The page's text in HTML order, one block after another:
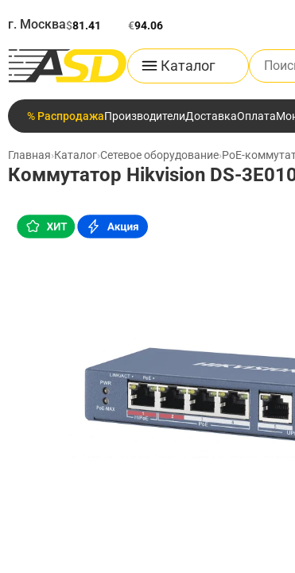
г. Москва$81.41 €94.06
Каталог
Поиск
% РаспродажаПроизводителиДоставкаОплата
Главная›Каталог›Сетевое оборудование›PoE-
Коммутатор Hikvision DS-